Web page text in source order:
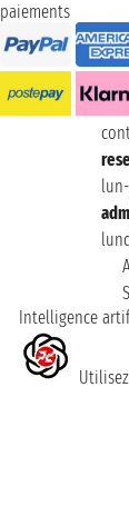
paiements
Intelligence